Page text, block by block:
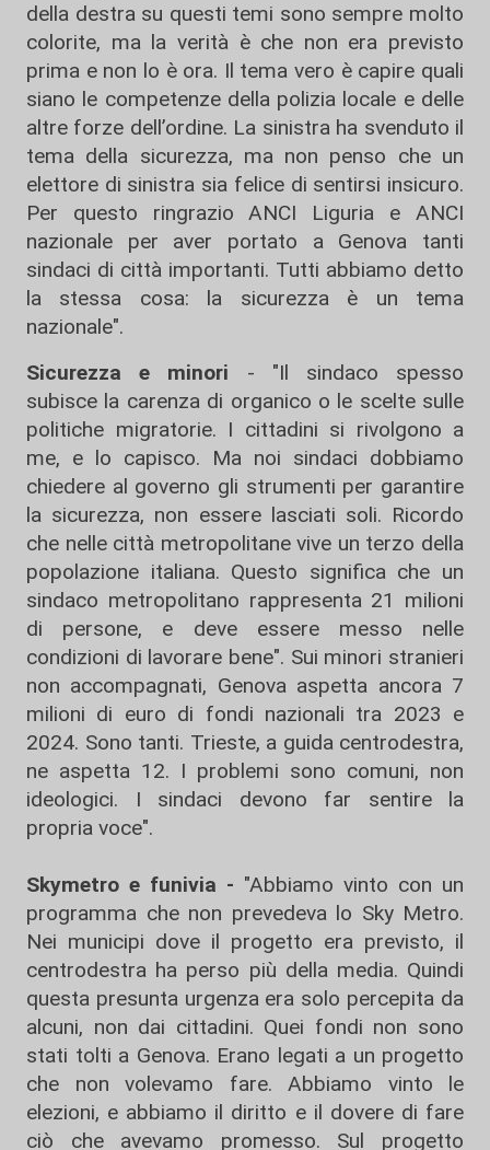
della destra su questi temi sono sempre molto
colorite, ma la verità è che non era previsto
prima e non lo è ora. Il tema vero è capire quali
siano le competenze della polizia locale e delle
altre forze dell’ordine. La sinistra ha svenduto il
tema della sicurezza, ma non penso che un
elettore di sinistra sia felice di sentirsi insicuro.
Per questo ringrazio ANCI Liguria e ANCI
nazionale per aver portato a Genova tanti
sindaci di città importanti. Tutti abbiamo detto
la stessa cosa: la sicurezza è un tema
nazionale".
Sicurezza e minori - "Il sindaco spesso
subisce la carenza di organico o le scelte sulle
politiche migratorie. I cittadini si rivolgono a
me, e lo capisco. Ma noi sindaci dobbiamo
chiedere al governo gli strumenti per garantire
la sicurezza, non essere lasciati soli. Ricordo
che nelle città metropolitane vive un terzo della
popolazione italiana. Questo significa che un
sindaco metropolitano rappresenta 21 milioni
di persone, e deve essere messo nelle
condizioni di lavorare bene". Sui minori stranieri
non accompagnati, Genova aspetta ancora 7
milioni di euro di fondi nazionali tra 2023 e
2024. Sono tanti. Trieste, a guida centrodestra,
ne aspetta 12. I problemi sono comuni, non
ideologici. I sindaci devono far sentire la
propria voce".
Skymetro e funivia - "Abbiamo vinto con un
programma che non prevedeva lo Sky Metro.
Nei municipi dove il progetto era previsto, il
centrodestra ha perso più della media. Quindi
questa presunta urgenza era solo percepita da
alcuni, non dai cittadini. Quei fondi non sono
stati tolti a Genova. Erano legati a un progetto
che non volevamo fare. Abbiamo vinto le
elezioni, e abbiamo il diritto e il dovere di fare
ciò che avevamo promesso. Sul progetto